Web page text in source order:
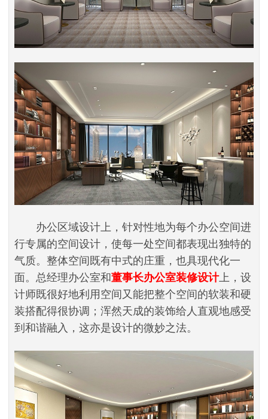
办公区域设计上，针对性地为每个办公空间进
行专属的空间设计，使每一处空间都表现出独特的
气质。整体空间既有中式的庄重，也具现代化一
面。总经理办公室和董事长办公室装修设计上，设
计师既很好地利用空间又能把整个空间的软装和硬
装搭配得很协调；浑然天成的装饰给人直观地感受
到和谐融入，这亦是设计的微妙之法。